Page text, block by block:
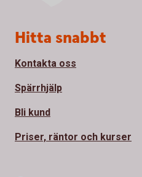
Sidfot
Hitta snabbt
Kontakta oss
Spärrhjälp
Bli kund
Priser, räntor och kurser